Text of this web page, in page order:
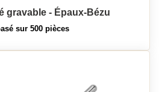
gravable - Épaux-Bézu
sur 500 pièces